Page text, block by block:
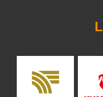
L